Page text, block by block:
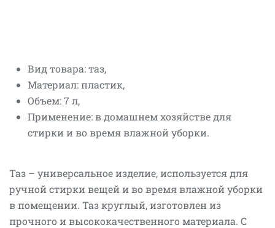
Вид товара: таз,
Материал: пластик,
Объем: 7 л,
Применение: в домашнем хозяйстве для
стирки и во время влажной уборки.
Таз – универсальное изделие, используется для
ручной стирки вещей и во время влажной уборки
в помещении. Таз круглый, изготовлен из
прочного и высококачественного материала. С